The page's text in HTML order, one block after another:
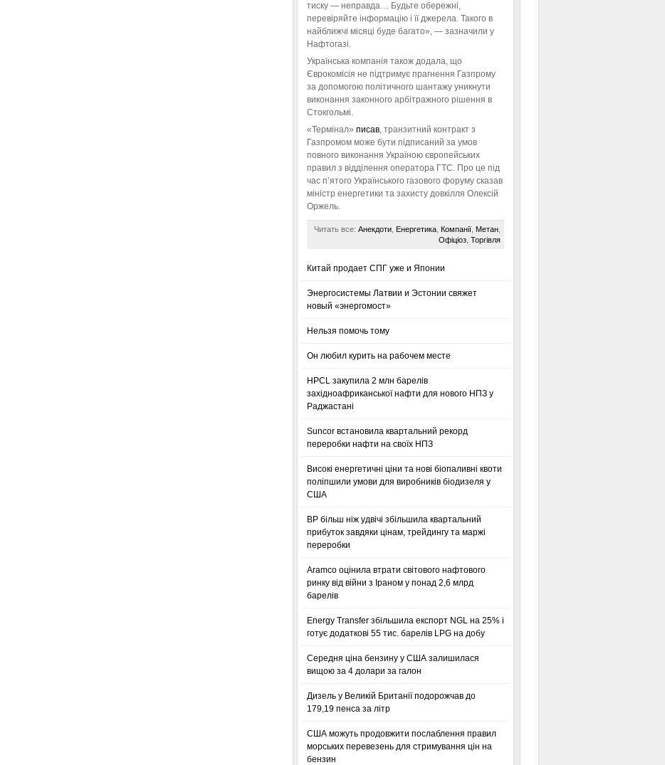
тиску — неправда… Будьте обережні,
перевіряйте інформацію і її джерела. Такого в
найближчі місяці буде багато», — зазначили у
Нафтогазі.
Українська компанія також додала, що
Єврокомісія не підтримує прагнення Газпрому
за допомогою політичного шантажу уникнути
виконання законного арбітражного рішення в
Стокгольмі.
«Термінал» писав, транзитний контракт з
Газпромом може бути підписаний за умов
повного виконання Україною європейських
правил з відділення оператора ГТС. Про це під
час п’ятого Українського газового форуму сказав
міністр енергетики та захисту довкілля Олексій
Оржель.
Читать все: Анекдоти, Енергетика, Компанії, Метан,
Офіціоз, Торгівля
Китай продает СПГ уже и Японии
Энергосистемы Латвии и Эстонии свяжет
новый «энергомост»
Нельзя помочь тому
Он любил курить на рабочем месте
HPCL закупила 2 млн барелів
західноафриканської нафти для нового НПЗ у
Раджастані
Suncor встановила квартальний рекорд
переробки нафти на своїх НПЗ
Високі енергетичні ціни та нові біопаливні квоти
поліпшили умови для виробників біодизеля у
США
BP більш ніж удвічі збільшила квартальний
прибуток завдяки цінам, трейдингу та маржі
переробки
Aramco оцінила втрати світового нафтового
ринку від війни з Іраном у понад 2,6 млрд
барелів
Energy Transfer збільшила експорт NGL на 25% і
готує додаткові 55 тис. барелів LPG на добу
Середня ціна бензину у США залишилася
вищою за 4 долари за галон
Дизель у Великій Британії подорожчав до
179,19 пенса за літр
США можуть продовжити послаблення правил
морських перевезень для стримування цін на
бензин